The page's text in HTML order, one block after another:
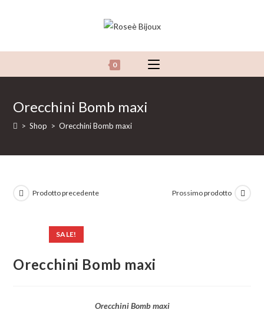
0
Orecchini Bomb maxi
> Shop > Orecchini Bomb maxi
SALE!
Prodotto precedente Prossimo prodotto
Orecchini Bomb maxi
Orecchini Bomb maxi